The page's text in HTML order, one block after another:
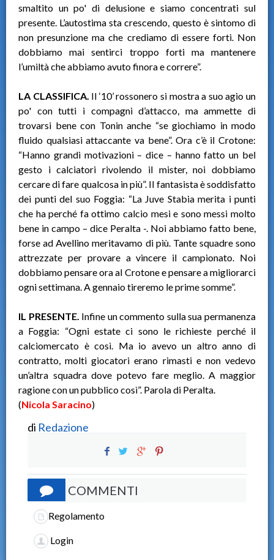
smaltito un po' di delusione e siamo concentrati sul
presente. L’autostima sta crescendo, questo è sintomo di
non presunzione ma che crediamo di essere forti. Non
dobbiamo mai sentirci troppo forti ma mantenere
l’umiltà che abbiamo avuto finora e correre”.
LA CLASSIFICA. Il ‘10’ rossonero si mostra a suo agio un
po' con tutti i compagni d’attacco, ma ammette di
trovarsi bene con Tonin anche “se giochiamo in modo
fluido qualsiasi attaccante va bene”. Ora c’è il Crotone:
“Hanno grandi motivazioni – dice – hanno fatto un bel
gesto i calciatori rivolendo il mister, noi dobbiamo
cercare di fare qualcosa in più”. Il fantasista è soddisfatto
dei punti del suo Foggia: “La Juve Stabia merita i punti
che ha perché fa ottimo calcio mesi e sono messi molto
bene in campo – dice Peralta -. Noi abbiamo fatto bene,
forse ad Avellino meritavamo di più. Tante squadre sono
attrezzate per provare a vincere il campionato. Noi
dobbiamo pensare ora al Crotone e pensare a migliorarci
ogni settimana. A gennaio tireremo le prime somme”.
IL PRESENTE. Infine un commento sulla sua permanenza
a Foggia: “Ogni estate ci sono le richieste perché il
calciomercato è così. Ma io avevo un altro anno di
contratto, molti giocatori erano rimasti e non vedevo
un’altra squadra dove potevo fare meglio. A maggior
ragione con un pubblico così”. Parola di Peralta.
(Nicola Saracino)
di Redazione
COMMENTI
Regolamento
Login